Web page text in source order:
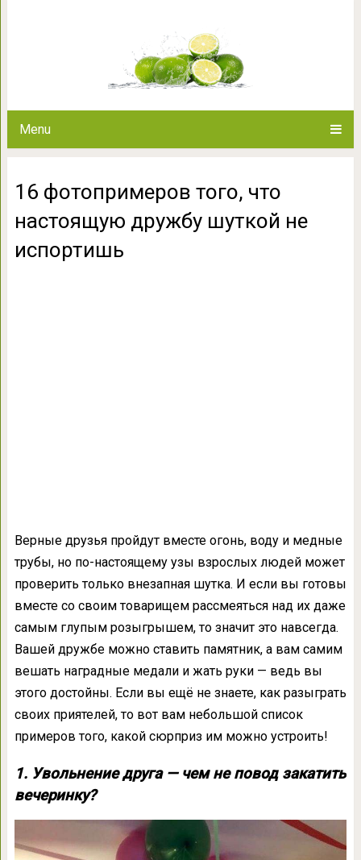
Menu
16 фотопримеров того, что
настоящую дружбу шуткой не
испортишь
Верные друзья пройдут вместе огонь, воду и медные
трубы, но по-настоящему узы взрослых людей может
проверить только внезапная шутка. И если вы готовы
вместе со своим товарищем рассмеяться над их даже
самым глупым розыгрышем, то значит это навсегда.
Вашей дружбе можно ставить памятник, а вам самим
вешать наградные медали и жать руки — ведь вы
этого достойны. Если вы ещё не знаете, как разыграть
своих приятелей, то вот вам небольшой список
примеров того, какой сюрприз им можно устроить!
1. Увольнение друга — чем не повод закатить
вечеринку?